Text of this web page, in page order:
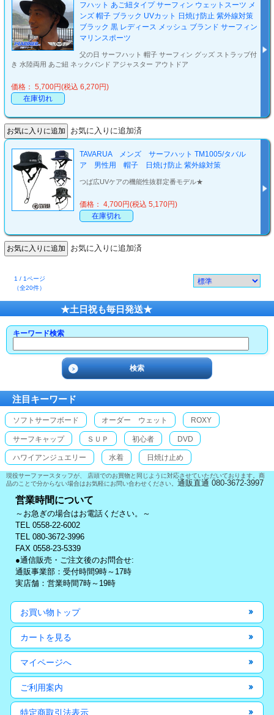
フハット あご紐タイプ サーフィン ウェットスーツ メ
ンズ 帽子 ブラック UVカット 日焼け防止 紫外線対策
ブラック 黒 レディース メッシュ ブランド サーフィン
マリンスポーツ
父の日 サーフハット 帽子 サーフィン グッズ ストラップ付
き 水陸両用 あご紐 ネックバンド アジャスター アウトドア
価格： 5,700円(税込 6,270円)
在庫切れ
お気に入りに追加済
TAVARUA メンズ サーフハット TM1005/タバル
ア 男性用 帽子 日焼け防止 紫外線対策
つば広UVケアの機能性抜群定番モデル★
価格： 4,700円(税込 5,170円)
在庫切れ
お気に入りに追加済
1 / 1ページ
（全20件）
★土日祝も毎日発送★
キーワード検索
注目キーワード
ソフトサーフボード オーダー ウェット ROXY
サーフキャップ ＳＵＰ 初心者 DVD
ハワイアンジュエリー 水着 日焼け止め
現役サーファースタッフが、 店頭でのお買物と同じように対応させていただいております。商
品のことで分からない場合はお気軽にお問い合わせください。 通販直通 080-3672-3997
営業時間について
～お急ぎの場合はお電話ください。～
TEL 0558-22-6002
TEL 080-3672-3996
FAX 0558-23-5339
●通信販売・ご注文後のお問合せ:
通販事業部：受付時間9時～17時
実店舗：営業時間7時～19時
お買い物トップ
カートを見る
マイページへ
ご利用案内
特定商取引法表示